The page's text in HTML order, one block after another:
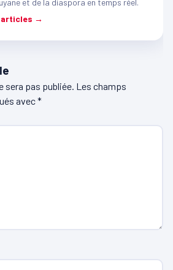
et de la diaspora en temps réel.
articles →
sera pas publiée. Les champs
avec*